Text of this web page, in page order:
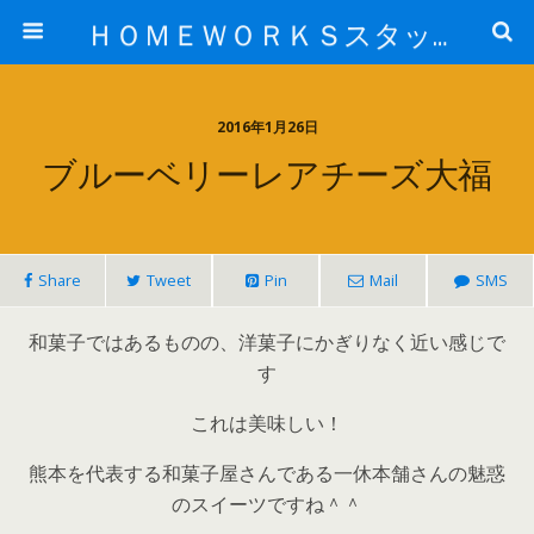
ＨＯＭＥＷＯＲＫＳスタッフ日記ブログ
2016年1月26日
ブルーベリーレアチーズ大福
Share Tweet Pin Mail SMS
和菓子ではあるものの、洋菓子にかぎりなく近い感じで
す
これは美味しい！
熊本を代表する和菓子屋さんである一休本舗さんの魅惑
のスイーツですね＾＾